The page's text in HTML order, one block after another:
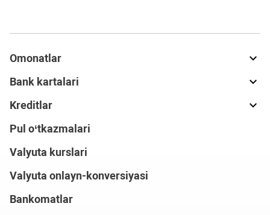
Omonatlar
Bank kartalari
Kreditlar
Pul o‘tkazmalari
Valyuta kurslari
Valyuta onlayn-konversiyasi
Bankomatlar